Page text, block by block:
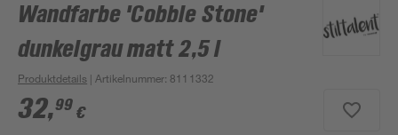
Wandfarbe 'Cobble Stone'
dunkelgrau matt 2,5 l
Produktdetails | Artikelnummer: 8111332
32,99 €